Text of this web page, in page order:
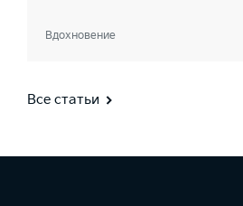
Вдохновение
Все статьи